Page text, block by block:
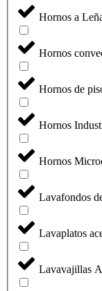
Hornos a
Hornos
Hornos de
Hornos
Hornos
Lavafondos
Lavaplatos
Lavavajillas